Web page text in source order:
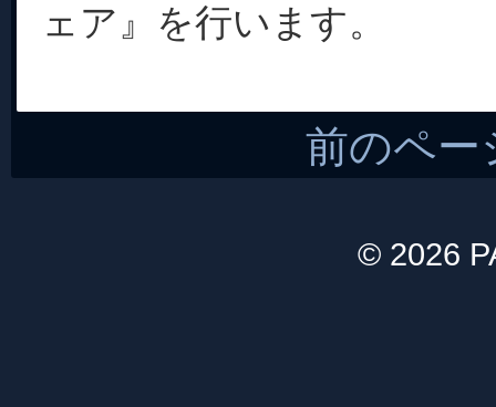
ェア』を行います。
前のペー
© 2026